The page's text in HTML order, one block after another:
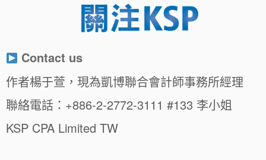
Contact us
作者楊于萱，現為凱博聯合會計師事務所經理
聯絡電話：+886-2-2772-3111 #133 李小姐
KSP CPA Limited TW